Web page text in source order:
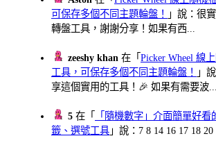
可保存多個不同主題輪盤！
」說：很
轉盤工具，謝謝分享！如果有西...
zeeshy khan 在「Picker Wheel 線
工具，可保存多個不同主題輪盤！
」
享這個實用的工具！🎉 如果有需要波...
5 在「
「隨機數字」介面簡單好看
籤、選號工具 」說：7 8 14 16 17 18 20